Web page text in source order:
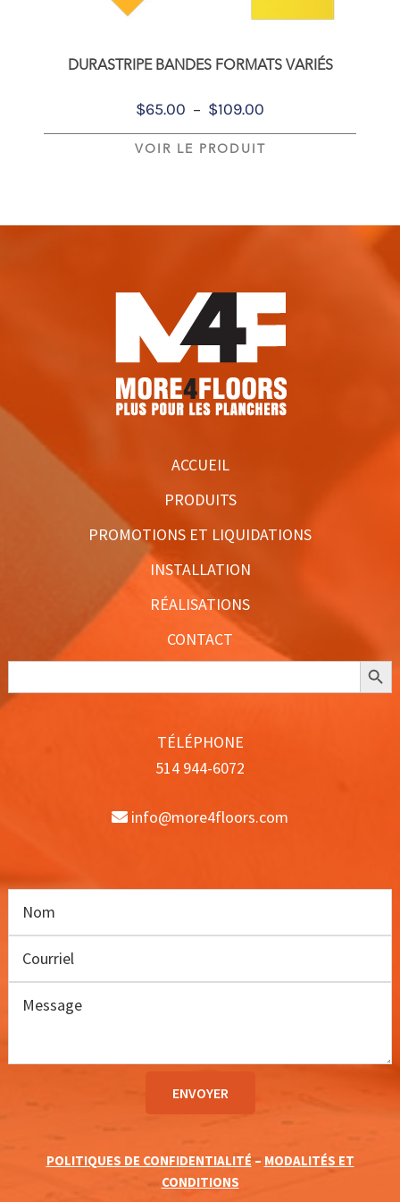
DURASTRIPE BANDES FORMATS VARIÉS
$65.00 – $109.00
de
VOIR LE PRODUIT
ACCUEIL
PRODUITS
PROMOTIONS ET LIQUIDATIONS
INSTALLATION
RÉALISATIONS
CONTACT
Search
Search
TÉLÉPHONE
514 944-6072
info@more4floors.com
POLITIQUES DE CONFIDENTIALITÉ – MODALITÉS ET
CONDITIONS